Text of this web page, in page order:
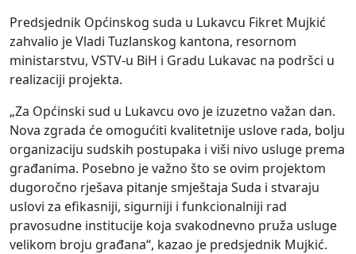
Predsjednik Općinskog suda u Lukavcu Fikret Mujkić
zahvalio je Vladi Tuzlanskog kantona, resornom
ministarstvu, VSTV-u BiH i Gradu Lukavac na podršci u
realizaciji projekta.
„Za Općinski sud u Lukavcu ovo je izuzetno važan dan.
Nova zgrada će omogućiti kvalitetnije uslove rada, bolju
organizaciju sudskih postupaka i viši nivo usluge prema
građanima. Posebno je važno što se ovim projektom
dugoročno rješava pitanje smještaja Suda i stvaraju
uslovi za efikasniji, sigurniji i funkcionalniji rad
pravosudne institucije koja svakodnevno pruža usluge
velikom broju građana“, kazao je predsjednik Mujkić.